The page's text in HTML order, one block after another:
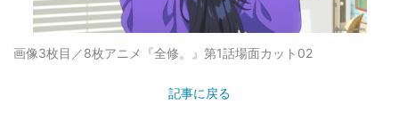
画像3枚目／8枚アニメ『全修。』第1話場面カット02
記事に戻る